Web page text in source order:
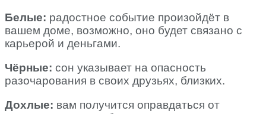
Белые: радостное событие произойдёт в
вашем доме, возможно, оно будет связано с
карьерой и деньгами.
Чёрные: сон указывает на опасность
разочарования в своих друзьях, близких.
Дохлые: вам получится оправдаться от